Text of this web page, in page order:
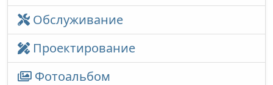
Обслуживание
Проектирование
Фотоальбом